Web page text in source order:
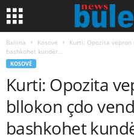
Ballina Kosovë
Kurti: Opozita vepron
bashkohet kundër...
KOSOVË
Kurti: Opozita
bllokon çdo
bashkohet